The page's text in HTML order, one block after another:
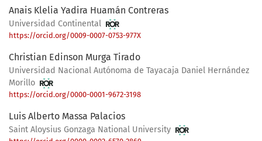
Anais Klelia Yadira Huamán Contreras
Universidad Continental
https://orcid.org/0009-0007-0753-977X
Christian Edinson Murga Tirado
Universidad Nacional Autónoma de Tayacaja Daniel Hernández
Morillo
https://orcid.org/0000-0001-9672-3198
Luis Alberto Massa Palacios
Saint Aloysius Gonzaga National University